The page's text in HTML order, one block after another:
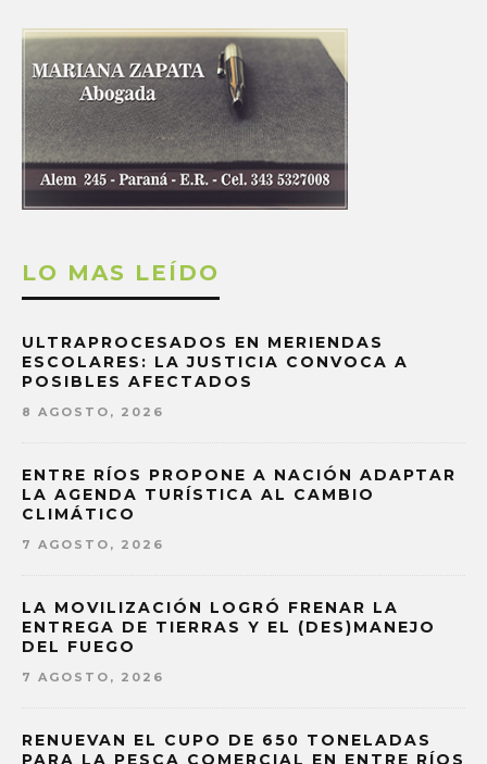
LO MAS LEÍDO
ULTRAPROCESADOS EN MERIENDAS
ESCOLARES: LA JUSTICIA CONVOCA A
POSIBLES AFECTADOS
8 AGOSTO, 2026
ENTRE RÍOS PROPONE A NACIÓN ADAPTAR
LA AGENDA TURÍSTICA AL CAMBIO
CLIMÁTICO
7 AGOSTO, 2026
LA MOVILIZACIÓN LOGRÓ FRENAR LA
ENTREGA DE TIERRAS Y EL (DES)MANEJO
DEL FUEGO
7 AGOSTO, 2026
RENUEVAN EL CUPO DE 650 TONELADAS
PARA LA PESCA COMERCIAL EN ENTRE RÍOS